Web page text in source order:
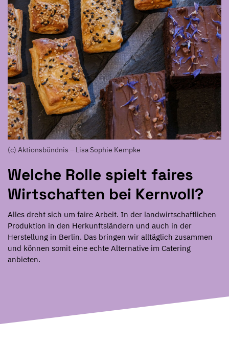
Welche Rolle spielt faires
Wirtschaften bei Kernvoll?
Alles dreht sich um faire Arbeit. In der landwirtschaftlichen
Produktion in den Herkunftsländern und auch in der
Herstellung in Berlin. Das bringen wir alltäglich zusammen
und können somit eine echte Alternative im Catering
anbieten.
(c) Aktionsbündnis – Lisa Sophie Kempke